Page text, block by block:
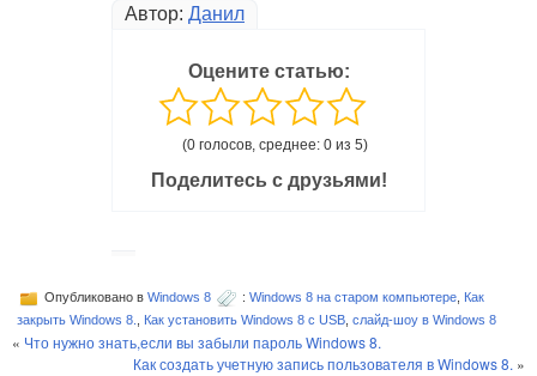
Автор: Данил
Оцените статью:
(0 голосов, среднее: 0 из 5)
Поделитесь с друзьями!
Опубликовано в Windows 8 : Windows 8 на старом компьютере Как
закрыть Windows 8.
Как установить Windows 8 с USB слайд-шоу в Windows 8
« Что нужно знать,если вы забыли пароль Windows 8.
Как создать учетную запись пользователя в Windows 8. »